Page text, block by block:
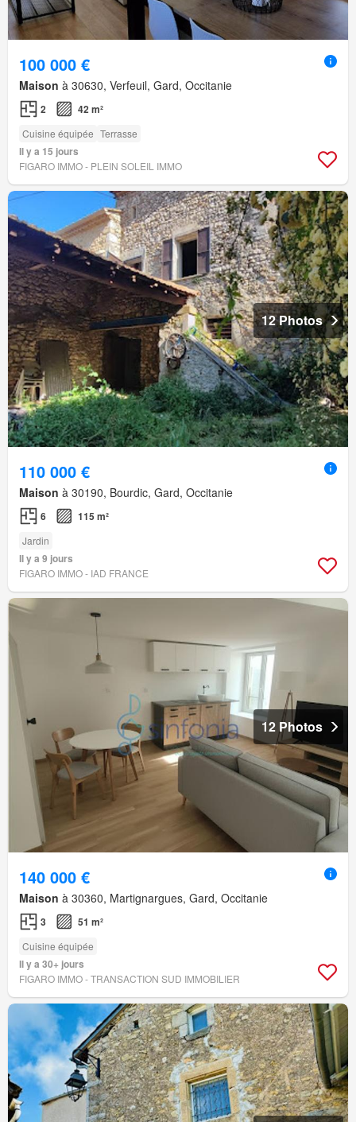
100 000 €
Maison à 30630, Verfeuil, Gard, Occitanie
2 42 m²
Cuisine équipée Terrasse
Il y a 15 jours
FIGARO IMMO - PLEIN SOLEIL IMMO
12 Photos
110 000 €
Maison à 30190, Bourdic, Gard, Occitanie
6 115 m²
Jardin
Il y a 9 jours
FIGARO IMMO - IAD FRANCE
12 Photos
140 000 €
Maison à 30360, Martignargues, Gard, Occitanie
3 51 m²
Cuisine équipée
Il y a 30+ jours
FIGARO IMMO - TRANSACTION SUD IMMOBILIER